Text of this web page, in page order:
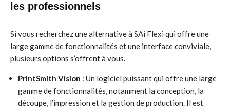
les professionnels
Si vous recherchez une alternative à SAi Flexi qui offre une
large gamme de fonctionnalités et une interface conviviale,
plusieurs options s’offrent à vous.
PrintSmith Vision : Un logiciel puissant qui offre une large
gamme de fonctionnalités, notamment la conception, la
découpe, l’impression et la gestion de production. Il est